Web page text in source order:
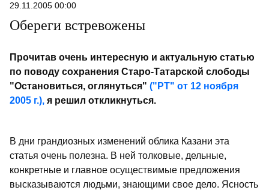
29.11.2005 00:00
Обереги встревожены
Прочитав очень интересную и актуальную статью
по поводу сохранения Старо-Татарской слободы
"Остановиться, оглянуться" ("РТ" от 12 ноября
2005 г.), я решил откликнуться.
В дни грандиозных изменений облика Казани эта
статья очень полезна. В ней толковые, дельные,
конкретные и главное осуществимые предложения
высказываются людьми, знающими свое дело. Ясность